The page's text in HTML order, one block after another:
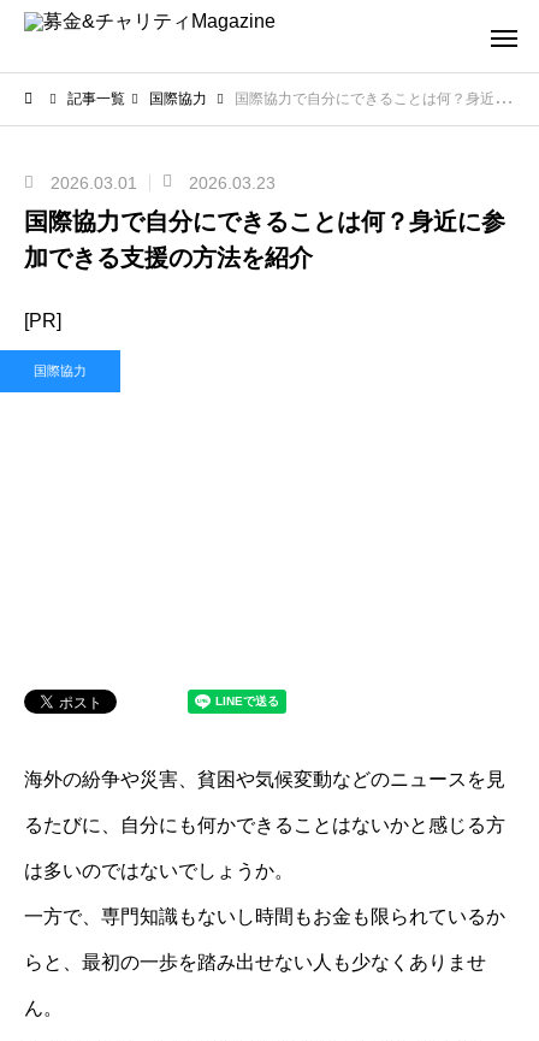
記事一覧 国際協力 国際協力で自分にできることは何？身近に参加できる支援の方法を紹介
2026.03.01 2026.03.23
国際協力で自分にできることは何？身近に参
加できる支援の方法を紹介
[PR]
国際協力
海外の紛争や災害、貧困や気候変動などのニュースを見
るたびに、自分にも何かできることはないかと感じる方
は多いのではないでしょうか。
一方で、専門知識もないし時間もお金も限られているか
らと、最初の一歩を踏み出せない人も少なくありませ
ん。